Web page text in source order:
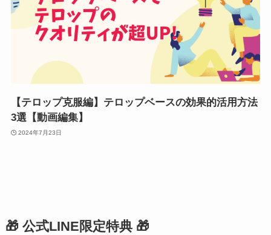
【テロップ克服編】テロップベースの効果的活用方法
3選【動画編集】
2024年7月23日
🎁 公式LINE限定特典 🎁